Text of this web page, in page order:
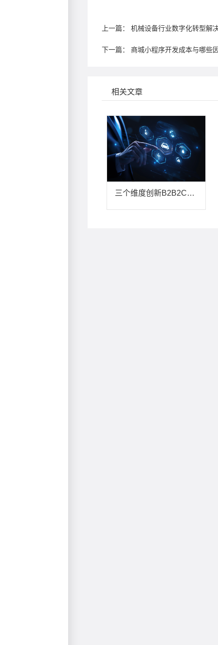
上一篇： 机械设备行业数字化转型解
下一篇： 商城小程序开发成本与哪些
相关文章
三个维度创新B2B2C多用户商城运营